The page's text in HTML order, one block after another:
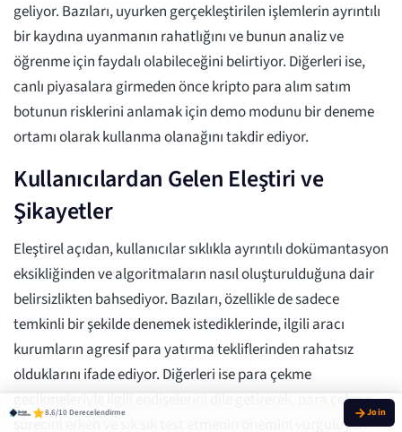
geliyor. Bazıları, uyurken gerçekleştirilen işlemlerin ayrıntılı
bir kaydına uyanmanın rahatlığını ve bunun analiz ve
öğrenme için faydalı olabileceğini belirtiyor. Diğerleri ise,
canlı piyasalara girmeden önce kripto para alım satım
botunun risklerini anlamak için demo modunu bir deneme
ortamı olarak kullanma olanağını takdir ediyor.
Kullanıcılardan Gelen Eleştiri ve
Şikayetler
Eleştirel açıdan, kullanıcılar sıklıkla ayrıntılı dokümantasyon
eksikliğinden ve algoritmaların nasıl oluşturulduğuna dair
belirsizlikten bahsediyor. Bazıları, özellikle de sadece
temkinli bir şekilde denemek istediklerinde, ilgili aracı
kurumların agresif para yatırma tekliflerinden rahatsız
olduklarını ifade ediyor. Diğerleri ise para çekme
gecikmeleriyle ilgili endişelerini dile getirerek, para çekme
sürecini erken ve sık sık test etmenin önemini vurguluyor.
8.6/10 Derecelendirme